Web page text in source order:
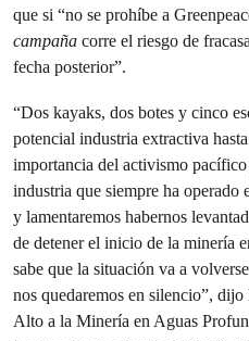
que si “no se prohíbe a
campaña corre el riesgo de
fecha posterior”.
“Dos kayaks, dos botes y cinco
potencial industria extractiva
importancia del activismo
industria que siempre ha operado
y lamentaremos habernos
de detener el inicio de la minería
sabe que la situación va a
nos quedaremos en silencio”,
Alto a la Minería en Aguas